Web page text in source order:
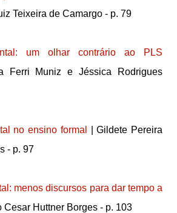
Teixeira de Camargo - p. 79
um olhar contrário ao PLS
Ferri Muniz e Jéssica Rodrigues
no ensino formal
| Gildete Pereira
- p. 97
menos discursos para dar tempo a
Cesar Huttner Borges - p. 103